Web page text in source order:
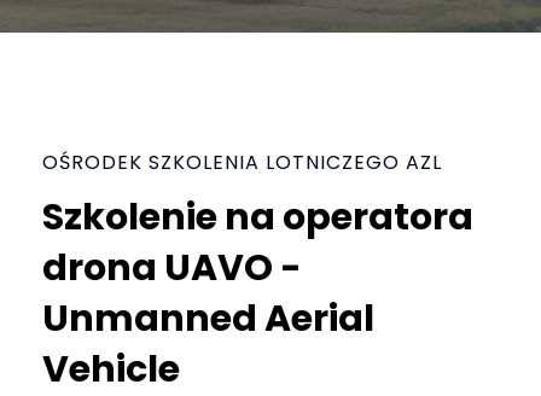
OŚRODEK SZKOLENIA LOTNICZEGO AZL
Szkolenie na operatora
drona UAVO -
Unmanned Aerial
Vehicle